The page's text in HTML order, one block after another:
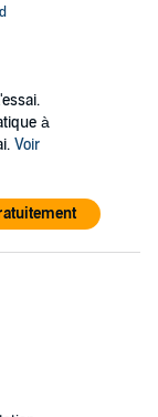
à
Voir